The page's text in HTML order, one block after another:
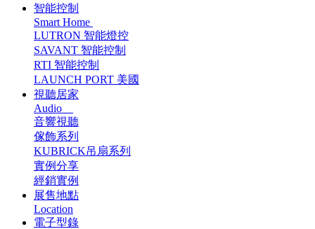
智能控制
Smart Home
LUTRON 智能燈控
SAVANT 智能控制
RTI 智能控制
LAUNCH PORT 美國
視聽居家
Audio
音響視聽
傢飾系列
KUBRICK吊扇系列
實例分享
經銷實例
展售地點
Location
電子型錄